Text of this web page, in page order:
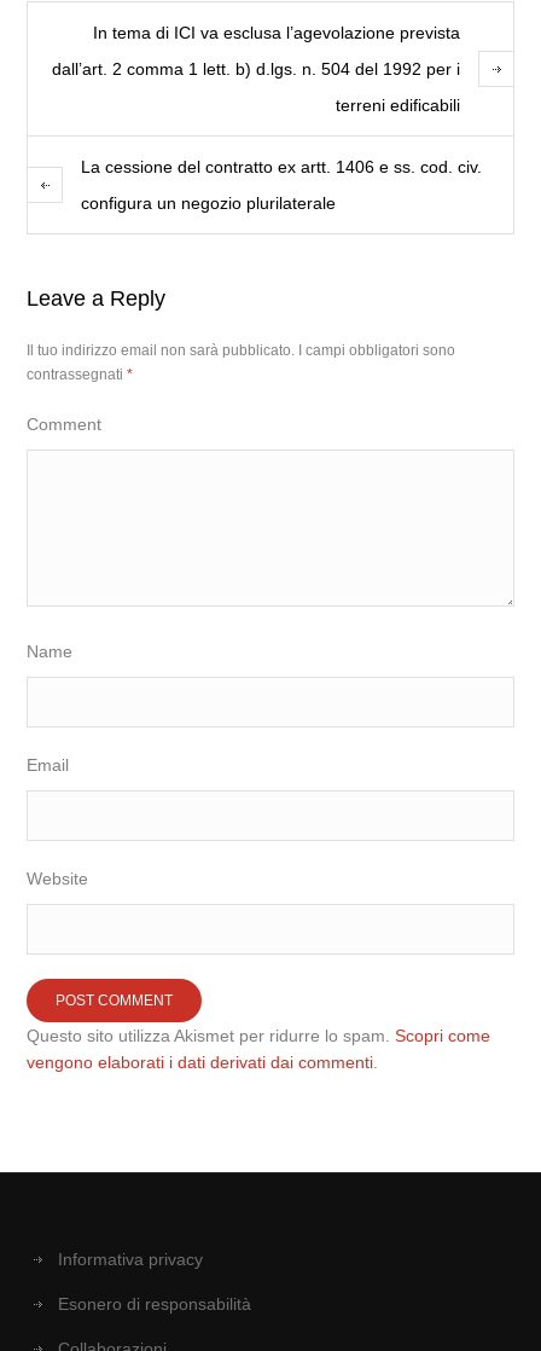
In tema di ICI va esclusa l’agevolazione prevista
dall’art. 2 comma 1 lett. b) d.lgs. n. 504 del 1992 per i
terreni edificabili
La cessione del contratto ex artt. 1406 e ss. cod. civ.
configura un negozio plurilaterale
Leave a Reply
Il tuo indirizzo email non sarà pubblicato.
I campi obbligatori sono
contrassegnati*
Comment
Name
Email
Website
Questo sito utilizza Akismet per ridurre lo spam.Scopri come
vengono elaborati i dati derivati dai commenti
Informativa privacy
Esonero di responsabilità